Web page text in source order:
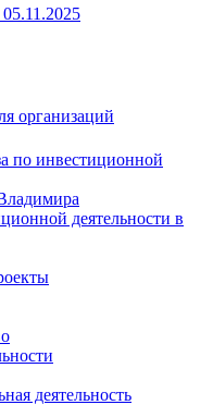
организаций
по инвестиционной
деятельности в
деятельность